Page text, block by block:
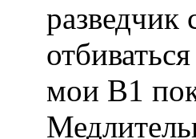
разведчик
мои В1